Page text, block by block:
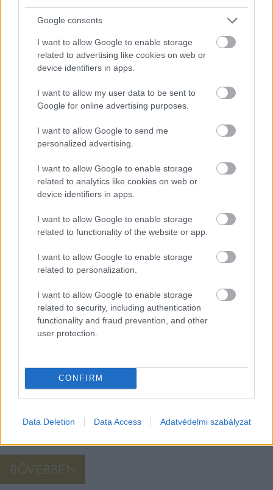
Google consents
I want to allow Google to enable storage
related to advertising like cookies on web or
device identifiers in apps.
I want to allow my user data to be sent to
Google for online advertising purposes.
I want to allow Google to send me
personalized advertising.
I want to allow Google to enable storage
related to analytics like cookies on web or
device identifiers in apps.
I want to allow Google to enable storage
related to functionality of the website or app.
I want to allow Google to enable storage
related to personalization.
I want to allow Google to enable storage
related to security, including authentication
functionality and fraud prevention, and other
user protection.
CONFIRM
Data Deletion Data Access Adatvédelmi szabályzat
Helyek
3+1 KIHAGYHATATLAN HELY HORVÁTORSZÁGBAN
– 3. RÉSZ: ŠIBENIK
vagy éppen enni egy jót.
BŐVEBBEN